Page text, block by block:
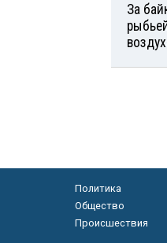
За
Политика
Общество
Происшествия